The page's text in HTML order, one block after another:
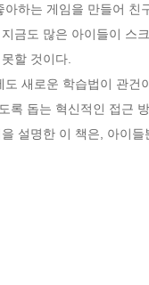
하는 게임을 만들어
금도 많은 아이들이 스
할 것이다.
새로운 학습법이 관
록 돕는 혁신적인 접근
설명한 이 책은, 아이